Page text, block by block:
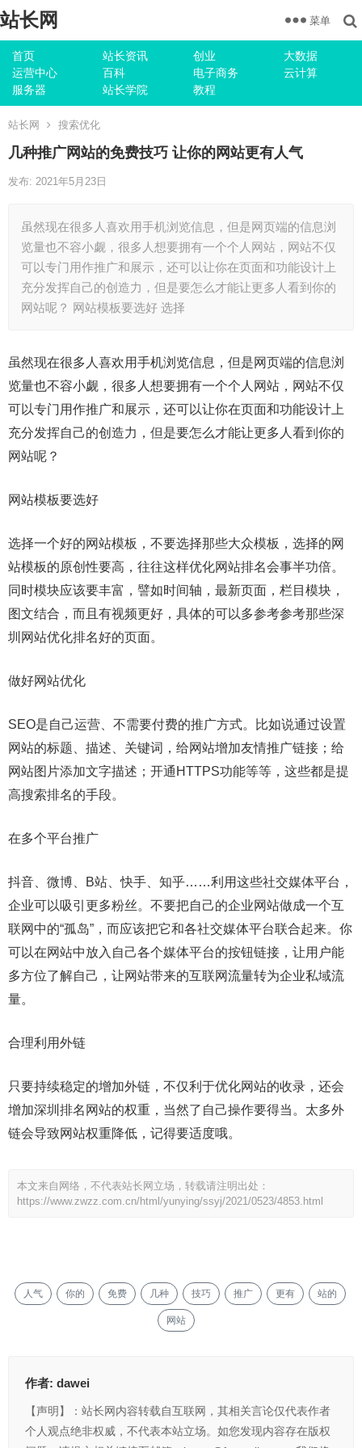
站长网
首页 站长资讯 创业
大数据
运营中心
百科 电子商务
云计算
服务器
站长学院 教程
菜单
站长网 搜索优化
几种推广网站的免费技巧 让你的网站更有人气
发布: 2021年5月23日
虽然现在很多人喜欢用手机浏览信息，但是网页端的信息浏
览量也不容小觑，很多人想要拥有一个个人网站，网站不仅
可以专门用作推广和展示，还可以让你在页面和功能设计上
充分发挥自己的创造力，但是要怎么才能让更多人看到你的
网站呢？ 网站模板要选好 选择
虽然现在很多人喜欢用手机浏览信息，但是网页端的信息浏
览量也不容小觑，很多人想要拥有一个个人网站，网站不仅
可以专门用作推广和展示，还可以让你在页面和功能设计上
充分发挥自己的创造力，但是要怎么才能让更多人看到你的
网站呢？
网站模板要选好
选择一个好的网站模板，不要选择那些大众模板，选择的网
站模板的原创性要高，往往这样优化网站排名会事半功倍。
同时模块应该要丰富，譬如时间轴，最新页面，栏目模块，
图文结合，而且有视频更好，具体的可以多参考参考那些深
圳网站优化排名好的页面。
做好网站优化
SEO是自己运营、不需要付费的推广方式。比如说通过设置
网站的标题、描述、关键词，给网站增加友情推广链接；给
网站图片添加文字描述；开通HTTPS功能等等，这些都是提
高搜索排名的手段。
在多个平台推广
抖音、微博、B站、快手、知乎……利用这些社交媒体平台，
企业可以吸引更多粉丝。不要把自己的企业网站做成一个互
联网中的“孤岛”，而应该把它和各社交媒体平台联合起来。你
可以在网站中放入自己各个媒体平台的按钮链接，让用户能
多方位了解自己，让网站带来的互联网流量转为企业私域流
量。
合理利用外链
只要持续稳定的增加外链，不仅利于优化网站的收录，还会
增加深圳排名网站的权重，当然了自己操作要得当。太多外
链会导致网站权重降低，记得要适度哦。
本文来自网络，不代表站长网立场，转载请注明出处：
https://www.zwzz.com.cn/html/yunying/ssyj/2021/0523/4853.html
人气 你的 免费 几种 技巧 推广 更有 站的
网站
作者: dawei
【声明】：站长网内容转载自互联网，其相关言论仅代表作者
个人观点绝非权威，不代表本站立场。如您发现内容存在版权